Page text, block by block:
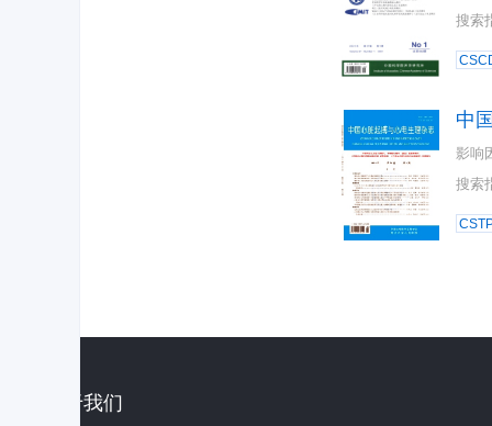
搜索
中
影响
搜索
关于我们